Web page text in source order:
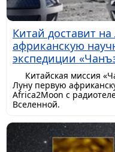
Китай доставит
африканскую
экспедиции
Китайская миссия
Луну первую
Africa2Moon с
Вселенной.